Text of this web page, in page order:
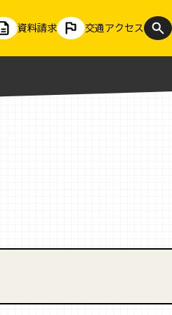
資料請求 交通アクセス